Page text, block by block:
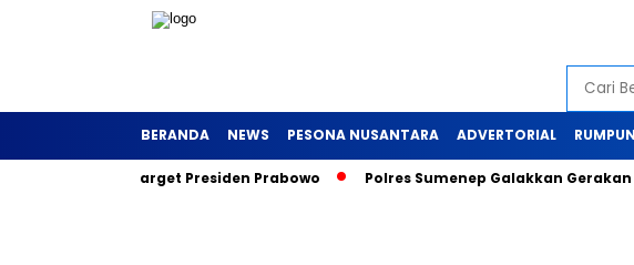
BERANDA NEWS PESONA NUSANTARA ADVERTORIAL
Inilah Target Presiden Prabowo Polres Sumenep Galakkan Gerakan